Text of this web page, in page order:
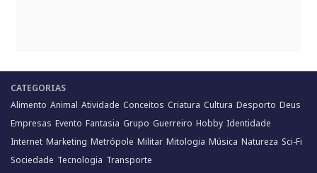
CATEGORIAS
Alimento Animal Atividade Conceitos Criatura Cultura Desporto Deus
Empresas Evento Fantasia Grupo Guerreiro Hobby Identidade
Internet Marketing Metrópole Militar Mitologia Música Natureza Sci-Fi
Sociedade Tecnologia Transporte